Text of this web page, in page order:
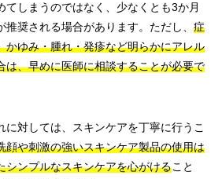
てしまうのではなく、少なくとも3か月
奨される場合があります。ただし、 症
かゆみ・腫れ・発疹など明らかにアレル
は、早めに医師に相談することが必要で
に対しては、スキンケアを丁寧に行うこ
顔や刺激の強いスキンケア製品の使用は
シンプルなスキンケアを心がけること